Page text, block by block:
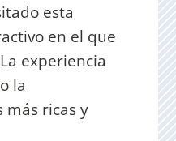
esta
en el que
experiencia
la
ricas y